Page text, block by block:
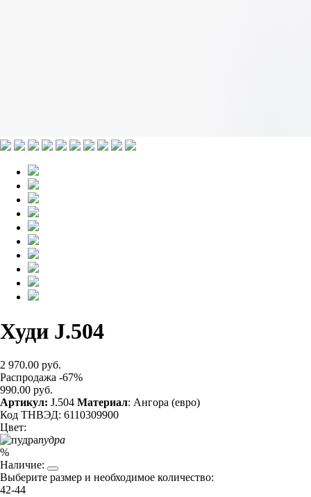
Худи J.504
2 970.00 руб.
Распродажа -67%
990.00 руб.
Артикул: J.504 Материал: Ангора (евро)
Код ТНВЭД: 6110309900
Цвет:
пудра
%
Наличие:
Выберите размер и необходимое количество:
42-44